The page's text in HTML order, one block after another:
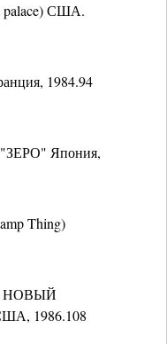
США.
1984.94
Япония,
Thing)
НОВЫЙ
1986.108